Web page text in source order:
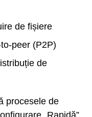
de fișiere
peer (P2P)
de
procesele de